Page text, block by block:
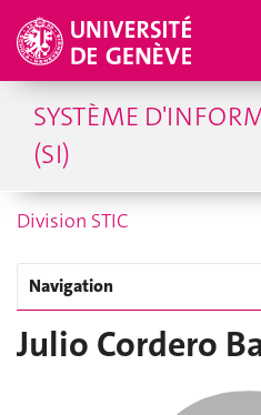
SYSTÈME
(SI)
Division STIC
Navigation
Julio Cordero